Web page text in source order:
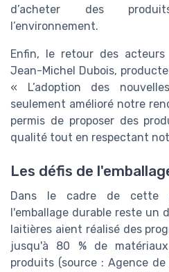
d’acheter des
l’environnement.
Enfin, le retour des
Jean-Michel Dubois,
« L’adoption des
seulement amélioré notre
permis de proposer des
qualité tout en respectant
Les défis de
Dans le cadre de cette
l'emballage durable reste un
laitières aient réalisé des
jusqu'à 80 % de
produits (source : Agence